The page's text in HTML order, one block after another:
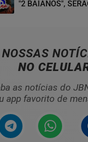
"2 BAIANOS",
NOSSAS
NO
as notícias do
app favorito de